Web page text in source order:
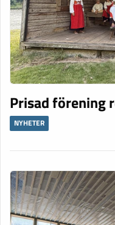
Prisad förening
NYHETER